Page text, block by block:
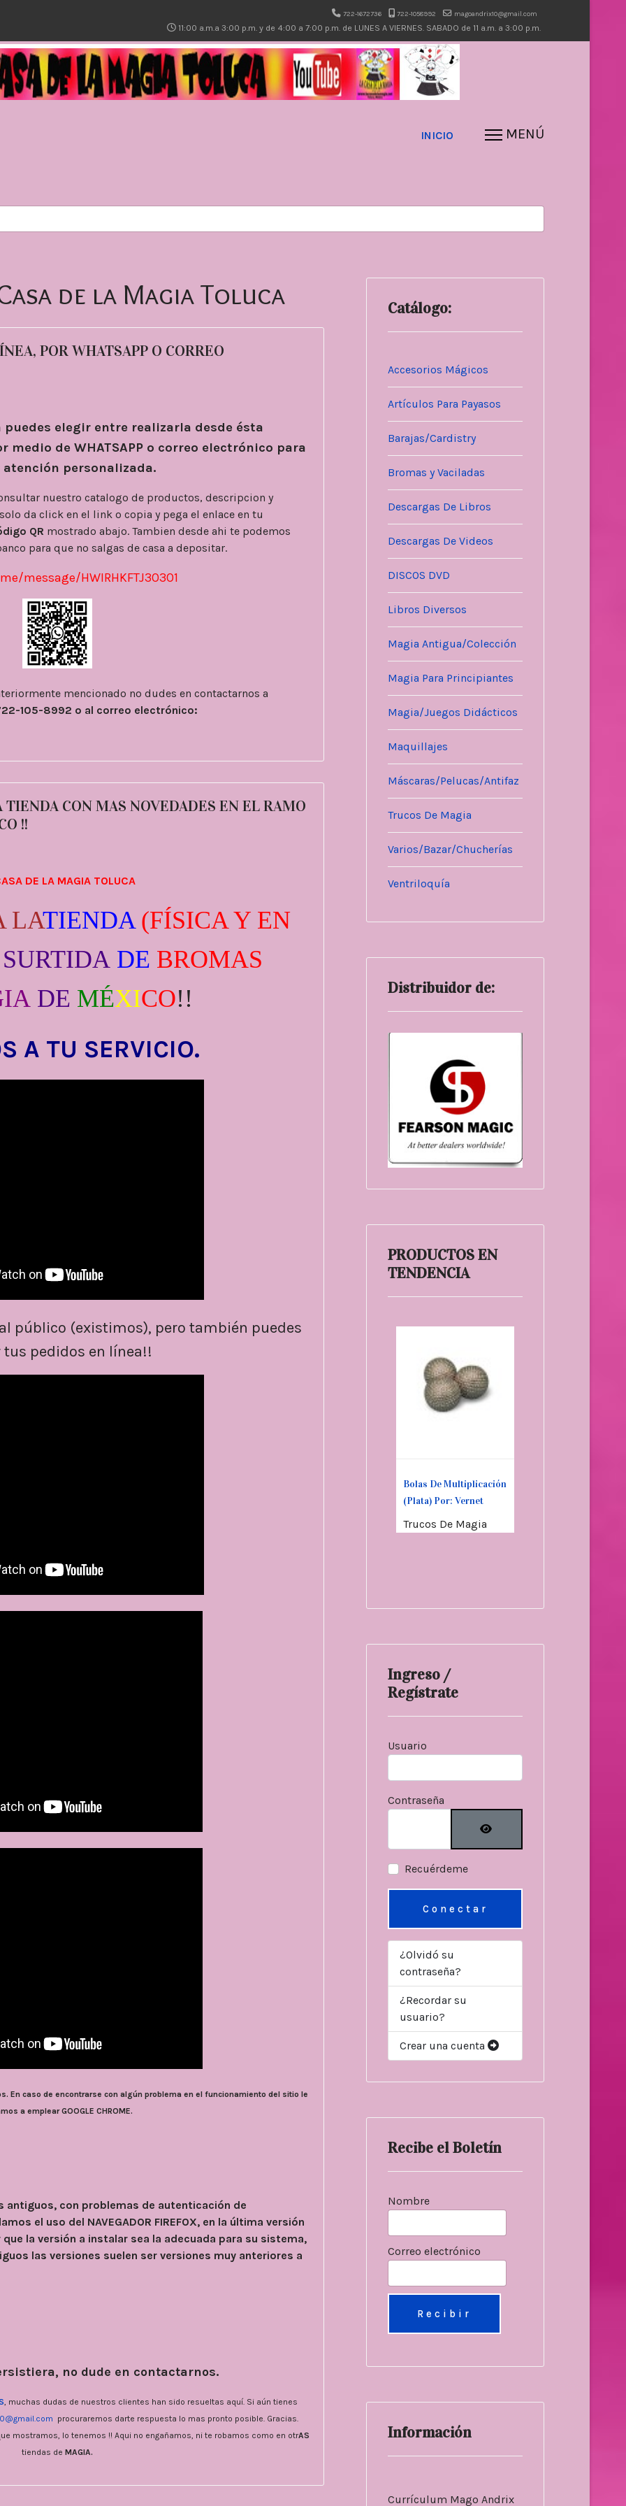
722-1672736 722-1058992 magoandrix10@gmail.com
11:00 a.m.a 3:00 p.m. y de 4:00 a 7:00 p.m. de LUNES A VIERNES. SABADO de 11 a.m. a 3:00 p.m.
INICIO
de la Magia Toluca
POR WHATSAPP O CORREO
elegir entre realizarla desde ésta
de WHATSAPP o correo electrónico para
personalizada.
nuestro catalogo de productos, descripcion y
da click en el link o copia y pega el enlace en tu
QR mostrado abajo. Tambien desde ahi te podemos
para que no salgas de casa a depositar.
message/HWIRHKFTJ3O3O1
mencionado no dudes en contactarnos a
105-8992 o al correo electrónico:
CON MAS NOVEDADES EN EL RAMO
!!
DE LA MAGIA TOLUCA
LATIENDA (FÍSICA Y EN
SURTIDA DE BROMAS
DE MÉXICO!!
A TU SERVICIO.
público (existimos), pero también puedes
tus pedidos en línea!!
En caso de encontrarse con algún problema en el funcionamiento del sitio le
a emplear GOOGLE CHROME.
antiguos, con problemas de autenticación de
el uso del NAVEGADOR FIREFOX, en la última versión
la versión a instalar sea la adecuada para su sistema,
las versiones suelen ser versiones muy anteriores a
no dude en contactarnos.
, muchas dudas de nuestros clientes han sido resueltas aquí. Si aún tienes
procuraremos darte respuesta lo mas pronto posible. Gracias.
mostramos, lo tenemos !! Aqui no engañamos, ni te robamos como en otrAS
tiendas de MAGIA.
Catálogo:
Accesorios Mágicos
Artículos Para Payasos
Barajas/Cardistry
Bromas y Vaciladas
Descargas De Libros
Descargas De Videos
DISCOS DVD
Libros Diversos
Magia Antigua/Colección
Magia Para Principiantes
Magia/Juegos Didácticos
Maquillajes
Máscaras/Pelucas/Antifaz
Trucos De Magia
Varios/Bazar/Chucherías
Ventriloquía
Distribuidor de:
PRODUCTOS EN
TENDENCIA
Bolas De Multiplicación
(Plata) Por: Vernet
Trucos De Magia
Ingreso /
Regístrate
Usuario
Contraseña
Recuérdeme
Conectar
¿Olvidó su
contraseña?
¿Recordar su
usuario?
Crear una cuenta
Recibe el Boletín
Nombre
Correo electrónico
Información
Currículum Mago Andrix